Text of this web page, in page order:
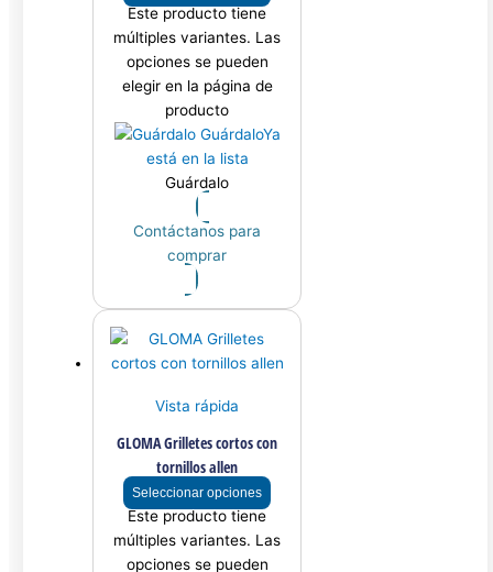
Este producto tiene
múltiples variantes. Las
opciones se pueden
elegir en la página de
producto
GuárdaloYa
está en la lista
Guárdalo
Contáctanos para
comprar
Vista rápida
GLOMA Grilletes cortos con
tornillos allen
Seleccionar opciones
Este producto tiene
múltiples variantes. Las
opciones se pueden